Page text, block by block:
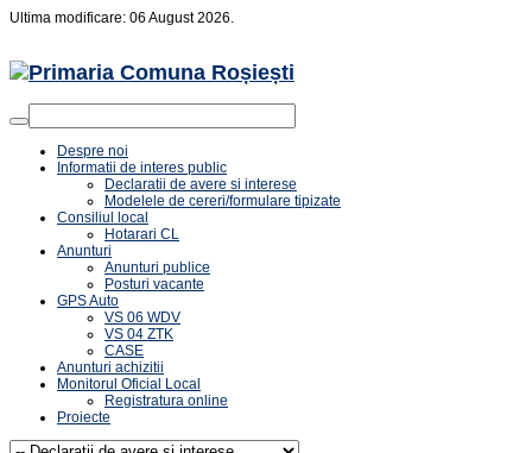
Ultima modificare: 06 August 2026.
Despre noi
Informatii de interes public
Declaratii de avere si interese
Modelele de cereri/formulare tipizate
Consiliul local
Hotarari CL
Anunturi
Anunturi publice
Posturi vacante
GPS Auto
VS 06 WDV
VS 04 ZTK
CASE
Anunturi achizitii
Monitorul Oficial Local
Registratura online
Proiecte